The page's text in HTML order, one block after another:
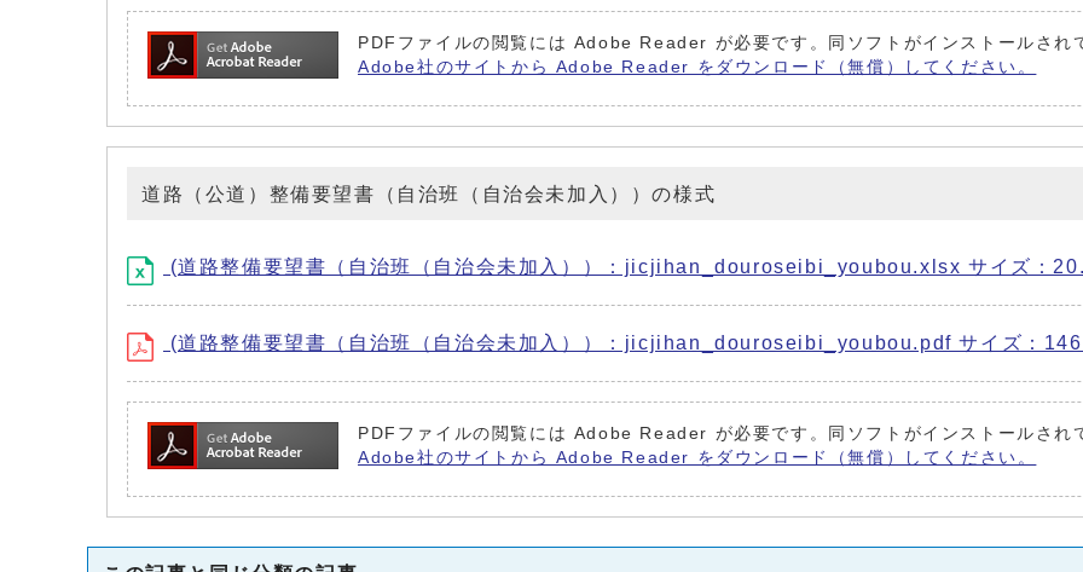
PDFファイルの閲覧には Adobe Reader が必要です。同ソフトがインストールされ
Adobe社のサイトから Adobe Reader をダウンロード（無償）してください。
道路（公道）整備要望書（自治班（自治会未加入））の様式
(道路整備要望書（自治班（自治会未加入））：jicjihan_douroseibi_youbou.xlsx サイズ：
(道路整備要望書（自治班（自治会未加入））：jicjihan_douroseibi_youbou.pdf サイズ：
PDFファイルの閲覧には Adobe Reader が必要です。同ソフトがインストールされ
Adobe社のサイトから Adobe Reader をダウンロード（無償）してください。